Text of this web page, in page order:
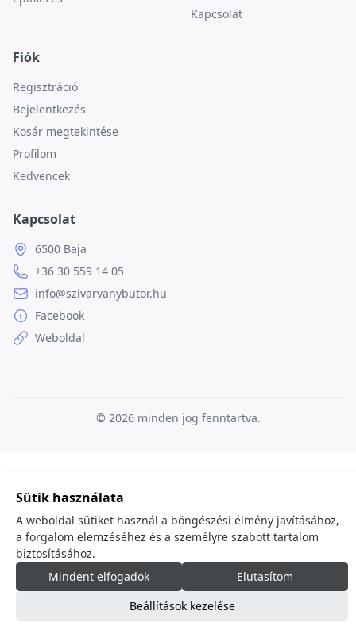
Kapcsolat
Fiók
Regisztráció
Bejelentkezés
Kosár megtekintése
Profilom
Kedvencek
Kapcsolat
6500 Baja
+36 30 559 14 05
info@szivarvanybutor.hu
Facebook
Weboldal
© 2026 minden jog fenntartva.
Sütik használata
A weboldal sütiket használ a böngészési élmény javításához,
a forgalom elemzéséhez és a személyre szabott tartalom
biztosításához.
Mindent elfogadok
Elutasítom
Beállítások kezelése